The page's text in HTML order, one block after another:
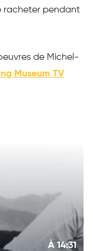
racheter pendant
de Michel-
Museum TV
À 14:31